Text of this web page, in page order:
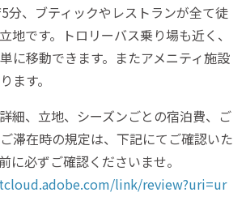
分、ブティックやレストランが全て徒
地です。トロリーバス乗り場も近く、
に移動できます。またアメニティ施設
ます。
細、立地、シーズンごとの宿泊費、ご
滞在時の規定は、下記にてご確認いた
に必ずご確認くださいませ。
link/review?uri=ur